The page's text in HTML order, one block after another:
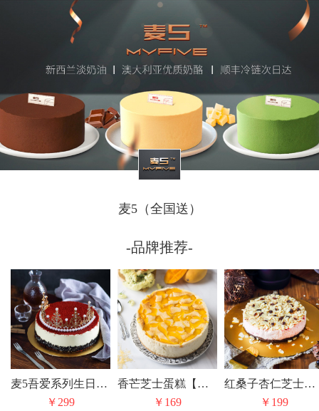
麦5（全国送）
-品牌推荐-
麦5吾爱系列生日专属蛋糕红丝绒芝士
￥299
香芒芝士蛋糕【限时特惠】
￥169
红桑子杏仁芝士蛋糕Raspberry CheeseCake
￥199